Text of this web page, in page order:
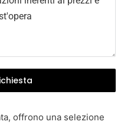
offrono una selezione